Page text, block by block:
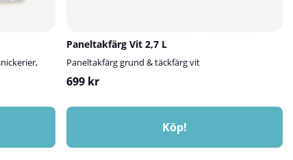
Paneltakfärg Vit 2,7 L
Paneltakfärg grund & täckfärg vit
699 kr
Köp!